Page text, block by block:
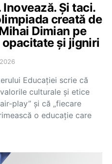
Și taci.
creată de
Dimian pe
și jigniri
Educației scrie că
culturale și etice
play” și că „fiecare
o educație care